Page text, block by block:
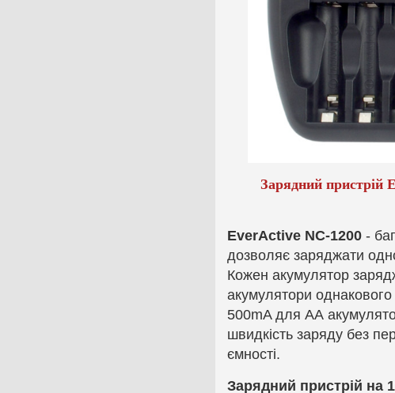
Зарядний пристрій
EverActive NC-1200 -
дозволяє заряджати
Кожен акумулятор
акумулятори
500mA для АА
швидкість заряду без
ємності.
Зарядний пристрій на